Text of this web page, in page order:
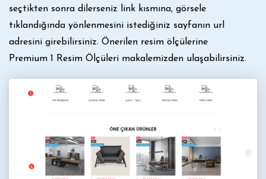
seçtikten sonra dilerseniz link kısmına, görsele
tıklandığında yönlenmesini istediğiniz sayfanın url
adresini girebilirsiniz. Önerilen resim ölçülerine
Premium 1 Resim Ölçüleri makalemizden ulaşabilirsiniz.